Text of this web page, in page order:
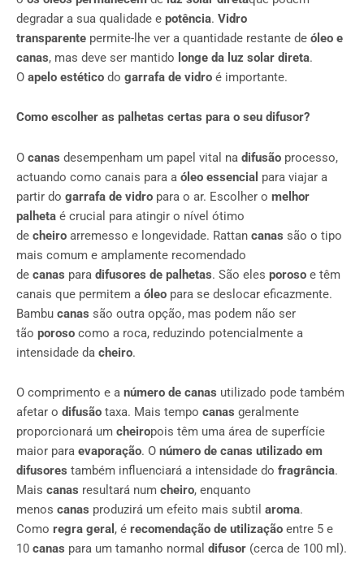
degradar a sua qualidade e potência. Vidro
transparente permite-lhe ver a quantidade restante de óleo e
canas, mas deve ser mantido longe da luz solar direta.
O apelo estético do garrafa de vidro é importante.
Como escolher as palhetas certas para o seu difusor?
O canas desempenham um papel vital na difusão processo,
actuando como canais para a óleo essencial para viajar a
partir do garrafa de vidro para o ar. Escolher o melhor
palheta é crucial para atingir o nível ótimo
de cheiro arremesso e longevidade. Rattan canas são o tipo
mais comum e amplamente recomendado
de canas para difusores de palhetas. São eles poroso e têm
canais que permitem a óleo para se deslocar eficazmente.
Bambu canas são outra opção, mas podem não ser
tão poroso como a roca, reduzindo potencialmente a
intensidade da cheiro.
O comprimento e a número de canas utilizado pode também
afetar o difusão taxa. Mais tempo canas geralmente
proporcionará um cheiropois têm uma área de superfície
maior para evaporação. O número de canas utilizado em
difusores também influenciará a intensidade do fragrância.
Mais canas resultará num cheiro, enquanto
menos canas produzirá um efeito mais subtil aroma.
Como regra geral , é recomendação de utilização entre 5 e
10 canas para um tamanho normal difusor (cerca de 100 ml).